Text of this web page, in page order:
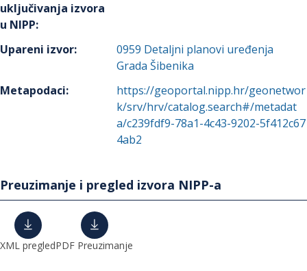
uključivanja izvora
u NIPP:
Upareni izvor: 0959 Detaljni planovi uređenja
Grada Šibenika
Metapodaci:
https://geoportal.nipp.hr/geonetwor
k/srv/hrv/catalog.search#/metadat
a/c239fdf9-78a1-4c43-9202-5f412c67
4ab2
Preuzimanje i pregled izvora NIPP-a
XML pregledPDF Preuzimanje